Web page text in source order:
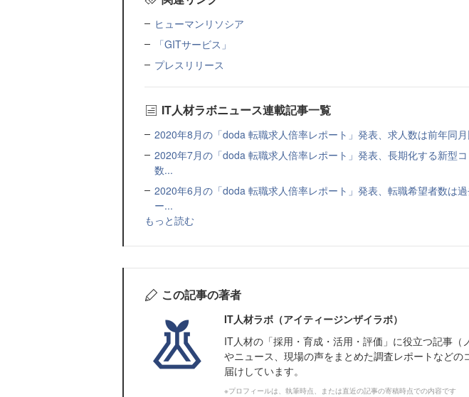
ヒューマンリソシア
「GITサービス」
プレスリリース
IT人材ラボニュース連載記事一覧
2020年8月の「doda 転職求人倍率レポート」発表、求人数は前年同
2020年7月の「doda 転職求人倍率レポート」発表、長期化する新型
数...
2020年6月の「doda 転職求人倍率レポート」発表、転職希望者数は
ー...
もっと読む
この記事の著者
IT人材ラボ（アイティージンザイラボ）
IT⼈材の「採⽤・育成・活⽤・評価」に役⽴つ記事（
やニュース、現場の声をまとめた調査レポートなどの
届けしています。
※プロフィールは、執筆時点、または直近の記事の寄稿時点での内容です